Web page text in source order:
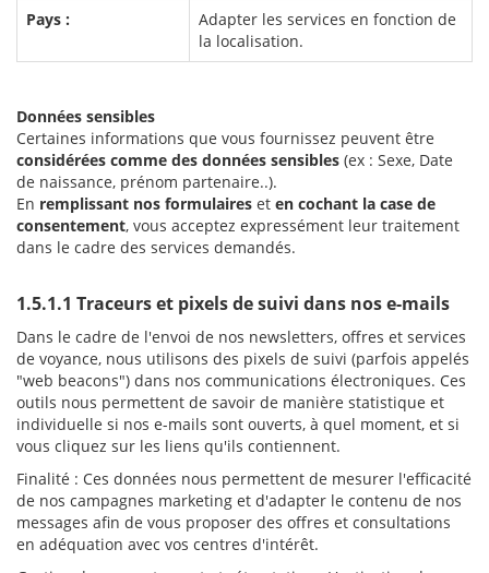
Pays :
Adapter les services en fonction de
la localisation.
Données sensibles
Certaines informations que vous fournissez peuvent être
considérées comme des données sensibles (ex : Sexe, Date
de naissance, prénom partenaire..).
En remplissant nos formulaires et en cochant la case de
consentement, vous acceptez expressément leur traitement
dans le cadre des services demandés.
1.5.1.1 Traceurs et pixels de suivi dans nos e-mails
Dans le cadre de l'envoi de nos newsletters, offres et services
de voyance, nous utilisons des pixels de suivi (parfois appelés
"web beacons") dans nos communications électroniques. Ces
outils nous permettent de savoir de manière statistique et
individuelle si nos e-mails sont ouverts, à quel moment, et si
vous cliquez sur les liens qu'ils contiennent.
Finalité : Ces données nous permettent de mesurer l'efficacité
de nos campagnes marketing et d'adapter le contenu de nos
messages afin de vous proposer des offres et consultations
en adéquation avec vos centres d'intérêt.